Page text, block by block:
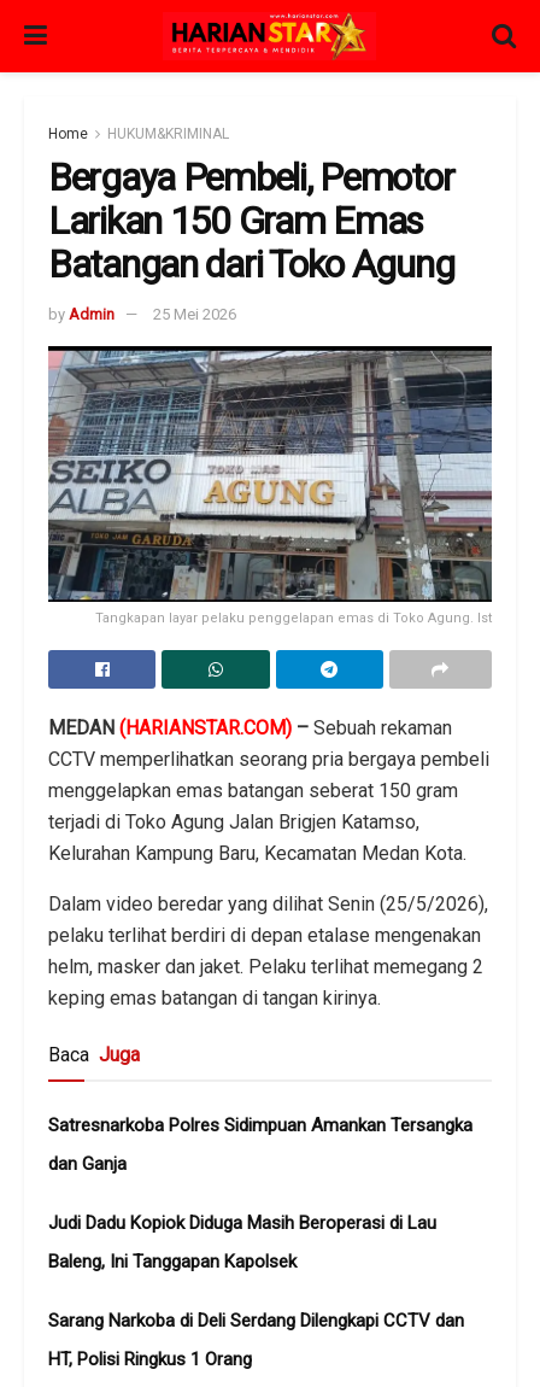
Home HUKUM&KRIMINAL
Bergaya Pembeli, Pemotor
Larikan 150 Gram Emas
Batangan dari Toko Agung
by Admin 25 Mei 2026
Tangkapan layar pelaku penggelapan emas di Toko Agung. Ist
MEDAN (HARIANSTAR.COM) – Sebuah rekaman
CCTV memperlihatkan seorang pria bergaya pembeli
menggelapkan emas batangan seberat 150 gram
terjadi di Toko Agung Jalan Brigjen Katamso,
Kelurahan Kampung Baru, Kecamatan Medan Kota.
Dalam video beredar yang dilihat Senin (25/5/2026),
pelaku terlihat berdiri di depan etalase mengenakan
helm, masker dan jaket. Pelaku terlihat memegang 2
keping emas batangan di tangan kirinya.
Baca Juga
Satresnarkoba Polres Sidimpuan Amankan Tersangka
dan Ganja
Judi Dadu Kopiok Diduga Masih Beroperasi di Lau
Baleng, Ini Tanggapan Kapolsek
Sarang Narkoba di Deli Serdang Dilengkapi CCTV dan
HT, Polisi Ringkus 1 Orang